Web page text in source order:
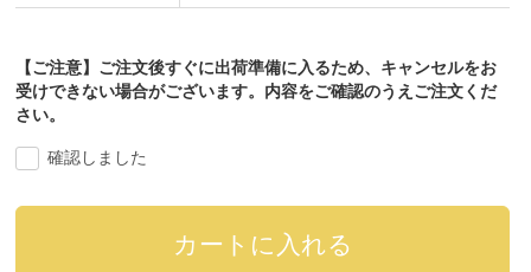
【ご注意】ご注文後すぐに出荷準備に入るため、キャンセルをお
受けできない場合がございます。内容をご確認のうえご注文くだ
さい。
確認しました